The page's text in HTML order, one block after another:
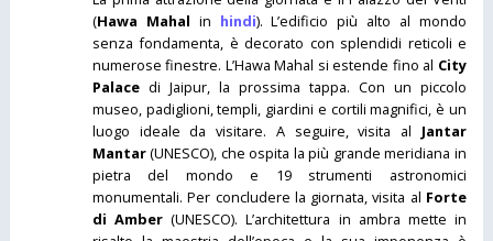
(Hawa Mahal in hindi). L’edificio più alto al mondo
senza fondamenta, è decorato con splendidi reticoli e
numerose finestre. L’Hawa Mahal si estende fino al City
Palacedi Jaipur, la prossima tappa. Con un piccolo
museo, padiglioni, templi, giardini e cortili magnifici, è un
luogo ideale da visitare. A seguire, visita al Jantar
Mantar(UNESCO), che ospita la più grande meridiana in
pietra del mondo e 19 strumenti astronomici
monumentali. Per concludere la giornata, visita al Forte
di Amber (UNESCO). L’architettura in ambra mette in